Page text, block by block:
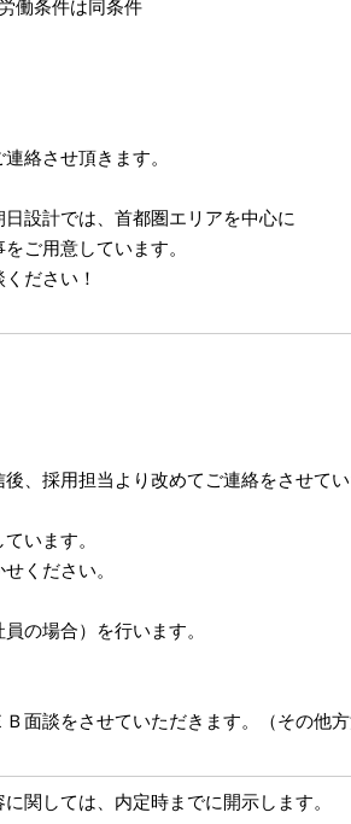
条件は同条件
絡させ頂きます。
設計では、首都圏エリアを中心に
ご用意しています。
ださい！
、採用担当より改めてご連絡をさせて
います。
ください。
の場合）を行います。
面談をさせていただきます。（その他
関しては、内定時までに開示します。